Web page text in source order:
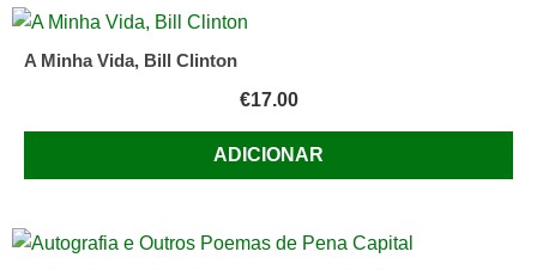
A Minha Vida, Bill Clinton
€17.00
ADICIONAR